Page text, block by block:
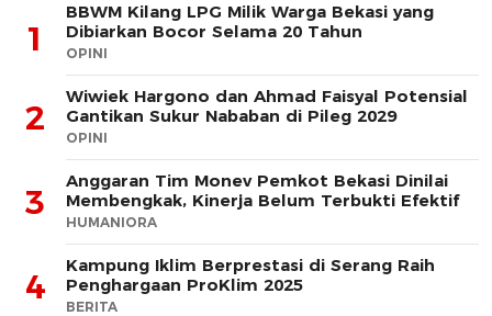
1
BBWM Kilang LPG Milik Warga Bekasi yang
Dibiarkan Bocor Selama 20 Tahun
OPINI
2
Wiwiek Hargono dan Ahmad Faisyal Potensial
Gantikan Sukur Nababan di Pileg 2029
OPINI
3
Anggaran Tim Monev Pemkot Bekasi Dinilai
Membengkak, Kinerja Belum Terbukti Efektif
HUMANIORA
4
Kampung Iklim Berprestasi di Serang Raih
Penghargaan ProKlim 2025
BERITA